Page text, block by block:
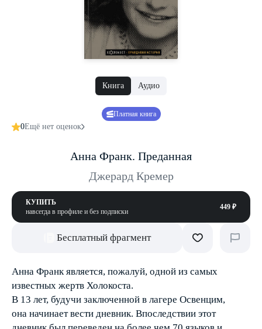
Книга Аудио
Платная книга
0Ещё нет оценок
Анна Франк. Преданная
Джерард Кремер
КУПИТЬ
навсегда в профиле и без подписки
449 ₽
Бесплатный фрагмент
Анна Франк является, пожалуй, одной из самых
известных жертв Холокоста.
В 13 лет, будучи заключенной в лагере Освенцим,
она начинает вести дневник. Впоследствии этот